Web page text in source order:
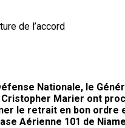
de l’accord
Nationale, le
Marier ont
le retrait en bon
Aérienne 101 de